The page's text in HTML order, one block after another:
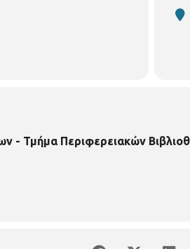
- Τμήμα Περιφερειακών